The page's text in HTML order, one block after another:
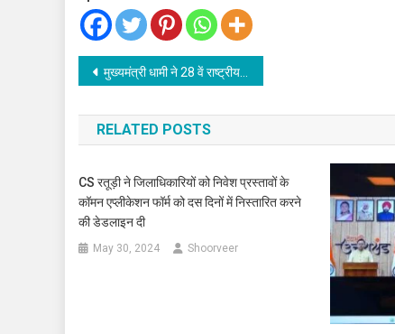
Post
navigation
मुख्यमंत्री धामी ने 28 वें राष्ट्रीय युवा उत्सव में प्रतिभाग करने जा रहे 72 प्रतिभागियों को फ्लैग ऑफ किया
RELATED POSTS
CS रतूड़ी ने जिलाधिकारियों को निवेश प्रस्तावों के
कॉमन एप्लीकेशन फॉर्म को दस दिनों में निस्तारित करने
की डेडलाइन दी
May 30, 2024 Shoorveer